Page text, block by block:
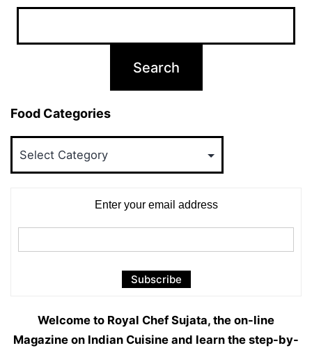
Food Categories
Enter your email address
Welcome to Royal Chef Sujata, the on-line
Magazine on Indian Cuisine and learn the step-by-